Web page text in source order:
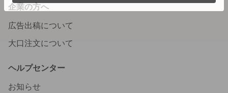
企業の方へ
広告出稿について
大口注文について
ヘルプセンター
お知らせ